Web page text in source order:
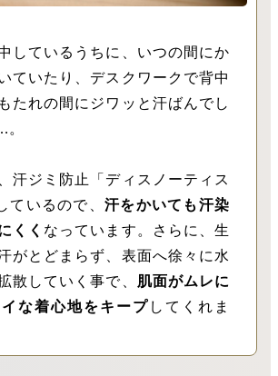
しているうちに、いつの間にか
ていたり、デスクワークで背中
たれの間にジワッと汗ばんでし
汗ジミ防止「ディスノーティス
ているので、汗をかいても汗染
くく なっています。さらに、生
がとどまらず、表面へ徐々に水
散していく事で、 肌面がムレに
な着心地をキープ してくれま